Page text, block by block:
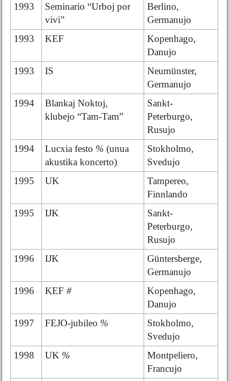
1993
Seminario “Urboj por
vivi”
Berlino,
Germanujo
1993
KEF
Kopenhago,
Danujo
1993
IS
Neumünster,
Germanujo
1994
Blankaj Noktoj,
klubejo “Tam-Tam”
Sankt-
Peterburgo,
Rusujo
1994
Lucxia festo % (unua
akustika koncerto)
Stokholmo,
Svedujo
1995
UK
Tampereo,
Finnlando
1995
IJK
Sankt-
Peterburgo,
Rusujo
1996
IJK
Güntersberge,
Germanujo
1996
KEF #
Kopenhago,
Danujo
1997
FEJO-jubileo %
Stokholmo,
Svedujo
1998
UK %
Montpeliero,
Francujo